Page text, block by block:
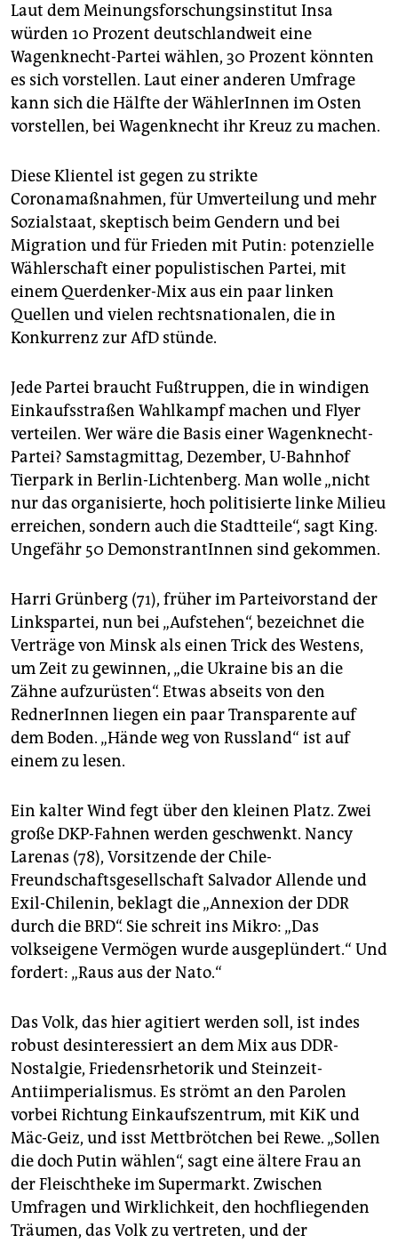
Laut dem Meinungsforschungsinstitut Insa
würden 10 Prozent deutschland­weit eine
Wagenknecht-Partei wählen, 30 Prozent könnten
es sich vorstellen. Laut einer anderen Umfrage
kann sich die Hälfte der WählerInnen im Osten
vorstellen, bei Wagenknecht ihr Kreuz zu machen.
Diese Klientel ist gegen zu strikte
Coronamaßnahmen, für Umverteilung und mehr
Sozialstaat, skeptisch beim Gendern und bei
Migration und für Frieden mit Putin: potenzielle
Wählerschaft einer populistischen Partei, mit
einem Querdenker-Mix aus ein paar linken
Quellen und vielen rechtsnationalen, die in
Konkurrenz zur AfD stünde.
Jede Partei braucht Fußtruppen, die in windigen
Einkaufsstraßen Wahlkampf machen und Flyer
verteilen. Wer wäre die Basis einer Wagenknecht-
Partei? Samstagmittag, Dezember, U-Bahnhof
Tierpark in Berlin-Lichtenberg. Man wolle „nicht
nur das organisierte, hoch politisierte linke Milieu
erreichen, sondern auch die Stadtteile“, sagt King.
Ungefähr 50 DemonstrantInnen sind gekommen.
Harri Grünberg (71), früher im Parteivorstand der
Linkspartei, nun bei „Aufstehen“, bezeichnet die
Verträge von Minsk als einen Trick des Westens,
um Zeit zu gewinnen, „die Ukraine bis an die
Zähne aufzurüsten“. Etwas abseits von den
RednerInnen liegen ein paar Transparente auf
dem Boden. „Hände weg von Russland“ ist auf
einem zu lesen.
Ein kalter Wind fegt über den kleinen Platz. Zwei
große DKP-Fahnen werden geschwenkt. Nancy
Larenas (78), Vorsitzende der Chile-
Freundschaftsgesellschaft Salvador Allende und
Exil-Chilenin, beklagt die „Annexion der DDR
durch die BRD“. Sie schreit ins Mikro: „Das
volkseigene Vermögen wurde ausgeplündert.“ Und
fordert: „Raus aus der Nato.“
Das Volk, das hier agitiert werden soll, ist indes
robust desinteressiert an dem Mix aus DDR-
Nostalgie, Friedensrhetorik und Steinzeit-
Antiimperialismus. Es strömt an den Parolen
vorbei Richtung Einkaufszen­trum, mit KiK und
Mäc-Geiz, und isst Mettbrötchen bei Rewe. „Sollen
die doch Putin wählen“, sagt eine ältere Frau an
der Fleischtheke im Supermarkt. Zwischen
Umfragen und Wirklichkeit, den hochfliegenden
Träumen, das Volk zu vertreten, und der